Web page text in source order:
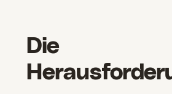
Die